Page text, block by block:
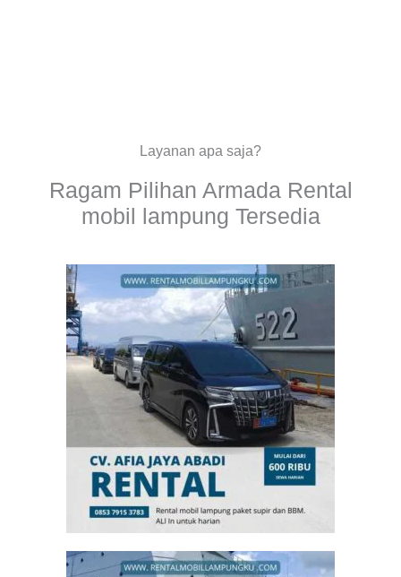
Layanan apa saja?
Ragam Pilihan Armada Rental
mobil lampung Tersedia